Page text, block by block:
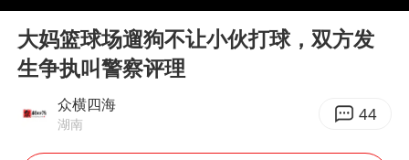
改名后的“青海拉面”店
四川宜宾市高县发生4.9级地震
Play
大妈篮球场遛狗不让小伙打球，双方发
生争执叫警察评理
众横四海
湖南 44